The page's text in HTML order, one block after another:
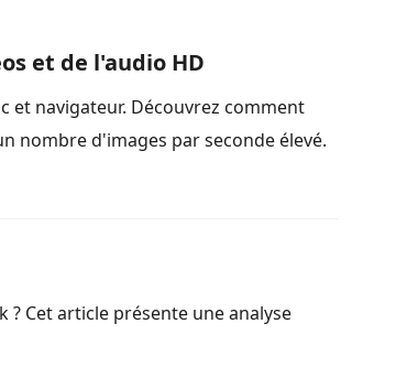
et de l'audio HD
et navigateur. Découvrez comment
nombre d'images par seconde élevé.
Cet article présente une analyse